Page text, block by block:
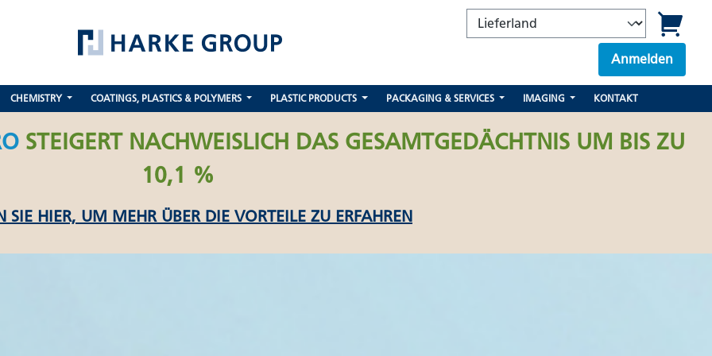
Anmelden
CHEMISTRY COATINGS, PLASTICS & POLYMERS PLASTIC PRODUCTS PACKAGING & SERVICES IMAGING KONTAKT
STEIGERT NACHWEISLICH DAS GESAMTGEDÄCHTNIS UM BIS ZU
10,1 %
SIE HIER, UM MEHR ÜBER DIE VORTEILE ZU ERFAHREN